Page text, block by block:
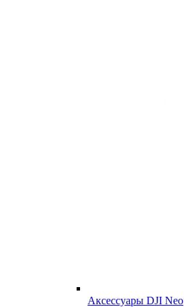
Аксессуары DJI Neo